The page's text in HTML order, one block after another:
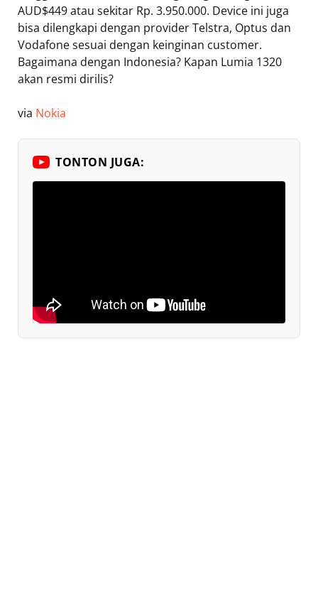
AUD$449 atau sekitar Rp. 3.950.000. Device ini juga
bisa dilengkapi dengan provider Telstra, Optus dan
Vodafone sesuai dengan keinginan customer.
Bagaimana dengan Indonesia? Kapan Lumia 1320
akan resmi dirilis?
via Nokia
TONTON JUGA: